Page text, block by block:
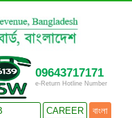
09643717171
e-Return Hotline Number
CAREER বাংলা